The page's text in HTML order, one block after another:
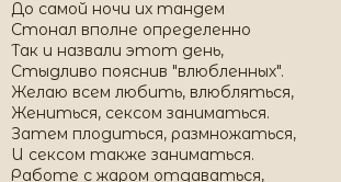
До самой ночи их тандем
Стонал вполне определенно
Так и назвали этот день,
Стыдливо пояснив "влюбленных".
Желаю всем любить, влюбляться,
Жениться, сексом заниматься.
Затем плодиться, размножаться,
И сексом также заниматься.
Работе с жаром отдаваться,